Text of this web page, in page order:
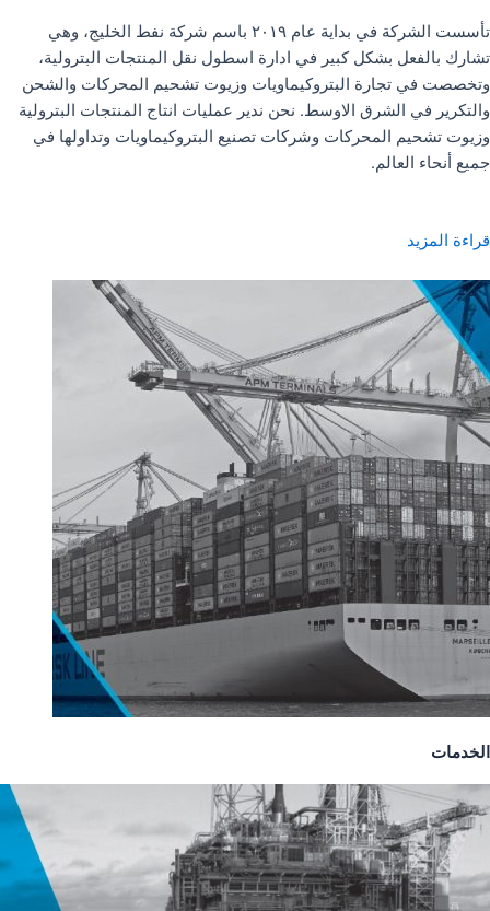
تأسست الشركة في بداية عام ٢٠١٩ باسم شركة نفط الخليج، وهي
تشارك بالفعل بشكل كبير في ادارة اسطول نقل المنتجات البترولية،
وتخصصت في تجارة البتروكيماويات وزيوت تشحيم المحركات والشحن
والتكرير في الشرق الاوسط. نحن ندير عمليات انتاج المنتجات البترولية
وزيوت تشحيم المحركات وشركات تصنيع البتروكيماويات وتداولها في
جميع أنحاء العالم.
قراءة المزيد
الخدمات